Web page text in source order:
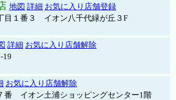
地図 詳細 お気に入り店舗登録
目１番３ イオン八千代緑が丘３F
詳細 お気に入り店舗解除
19
お気に入り店舗解除
番 イオン土浦ショッピングセンター1階